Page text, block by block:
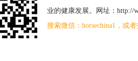
业的健康发展。网址：http://
搜索微信：horsechina1，或